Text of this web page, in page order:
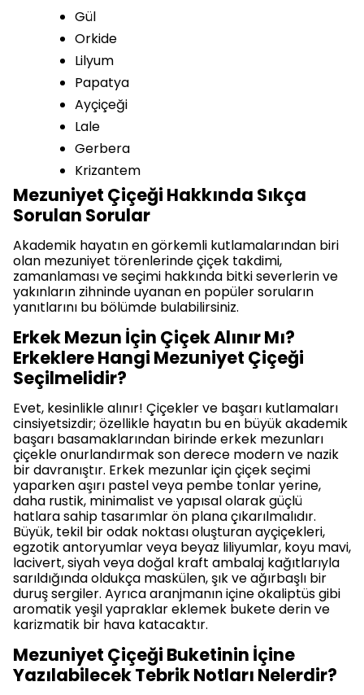
Gül
Orkide
Lilyum
Papatya
Ayçiçeği
Lale
Gerbera
Krizantem
Mezuniyet Çiçeği Hakkında Sıkça
Sorulan Sorular
Akademik hayatın en görkemli kutlamalarından biri
olan mezuniyet törenlerinde çiçek takdimi,
zamanlaması ve seçimi hakkında bitki severlerin ve
yakınların zihninde uyanan en popüler soruların
yanıtlarını bu bölümde bulabilirsiniz.
Erkek Mezun İçin Çiçek Alınır Mı?
Erkeklere Hangi Mezuniyet Çiçeği
Seçilmelidir?
Evet, kesinlikle alınır! Çiçekler ve başarı kutlamaları
cinsiyetsizdir; özellikle hayatın bu en büyük akademik
başarı basamaklarından birinde erkek mezunları
çiçekle onurlandırmak son derece modern ve nazik
bir davranıştır. Erkek mezunlar için çiçek seçimi
yaparken aşırı pastel veya pembe tonlar yerine,
daha rustik, minimalist ve yapısal olarak güçlü
hatlara sahip tasarımlar ön plana çıkarılmalıdır.
Büyük, tekil bir odak noktası oluşturan ayçiçekleri,
egzotik antoryumlar veya beyaz liliyumlar, koyu mavi,
lacivert, siyah veya doğal kraft ambalaj kağıtlarıyla
sarıldığında oldukça maskülen, şık ve ağırbaşlı bir
duruş sergiler. Ayrıca aranjmanın içine okaliptüs gibi
aromatik yeşil yapraklar eklemek bukete derin ve
karizmatik bir hava katacaktır.
Mezuniyet Çiçeği Buketinin İçine
Yazılabilecek Tebrik Notları Nelerdir?